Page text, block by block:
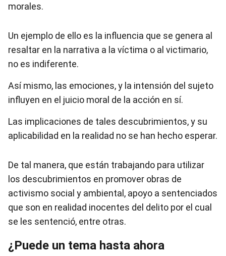
morales.
Un ejemplo de ello es la influencia que se genera al
resaltar en la narrativa a la víctima o al victimario,
no es indiferente.
Así mismo, las emociones, y la intensión del sujeto
influyen en el juicio moral de la acción en sí.
Las implicaciones de tales descubrimientos, y su
aplicabilidad en la realidad no se han hecho esperar.
De tal manera, que están trabajando para utilizar
los descubrimientos en promover obras de
activismo social y ambiental, apoyo a sentenciados
que son en realidad inocentes del delito por el cual
se les sentenció, entre otras.
¿Puede un tema hasta ahora